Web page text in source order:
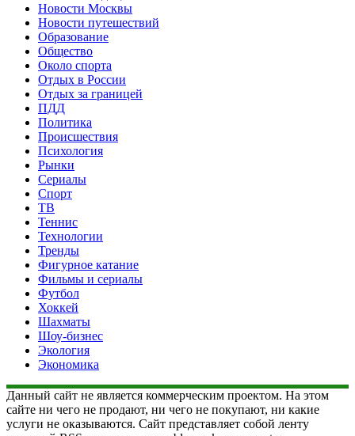
Новости Москвы
Новости путешествий
Образование
Общество
Около спорта
Отдых в России
Отдых за границей
ПДД
Политика
Происшествия
Психология
Рынки
Сериалы
Спорт
ТВ
Теннис
Технологии
Тренды
Фигурное катание
Фильмы и сериалы
Футбол
Хоккей
Шахматы
Шоу-бизнес
Экология
Экономика
Данный сайт не является коммерческим проектом. На этом
сайте ни чего не продают, ни чего не покупают, ни какие
услуги не оказываются. Сайт представляет собой ленту